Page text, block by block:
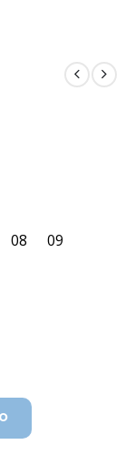
08
08 09
09